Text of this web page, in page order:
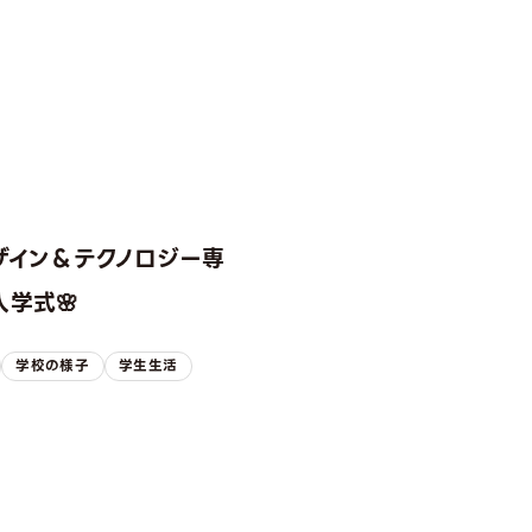
ン＆テクノロジー専
学式🌸
学校の様子 学生生活